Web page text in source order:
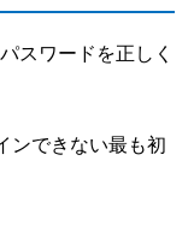
スワードを正しく
ンできない最も初